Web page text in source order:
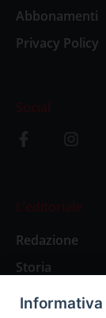
Abbonamenti
Privacy Policy
Social
L’editoriale
Redazione
Storia
Informativa